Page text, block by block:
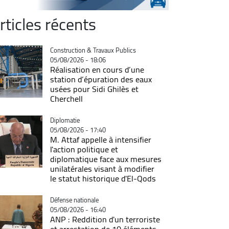
récents
Catégorie
Construction & Travaux Publics
05/08/2026 - 18:06
Réalisation en cours d’une
station d’épuration des eaux
usées pour Sidi Ghilès et
Cherchell
Catégorie
Diplomatie
05/08/2026 - 17:40
M. Attaf appelle à intensifier
l'action politique et
diplomatique face aux mesures
unilatérales visant à modifier
le statut historique d'El-Qods
Catégorie
Défense nationale
05/08/2026 - 16:40
ANP : Reddition d'un terroriste